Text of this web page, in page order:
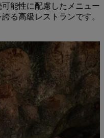
能性に配慮したメニュー
る高級レストランです。